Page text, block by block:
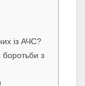
із АЧС?
з